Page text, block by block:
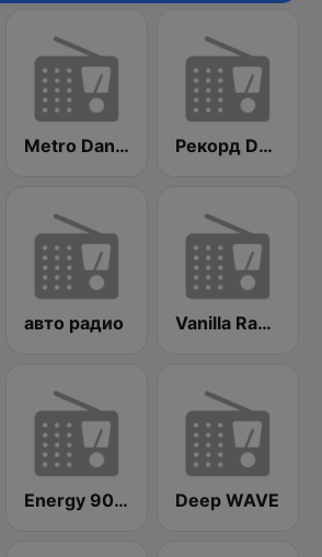
Metro Dance Radio Рекорд Deep (Record Deep)
авто радио Vanilla Radio Deep
Energy 90's Only Deep WAVE